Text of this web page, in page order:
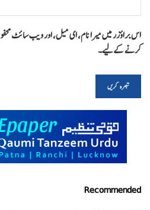
اس براؤزر میں میرا نام، ای میل، اور ویب سائٹ
کرنے کےلیے۔
Recommended